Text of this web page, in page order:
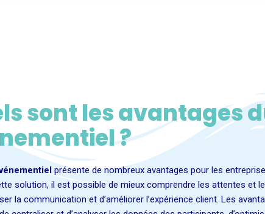
sont les avantages
?
présente de nombreux avantages pour les
solution, il est possible de mieux comprendre les attentes et
la communication et d’améliorer l’expérience client. Les